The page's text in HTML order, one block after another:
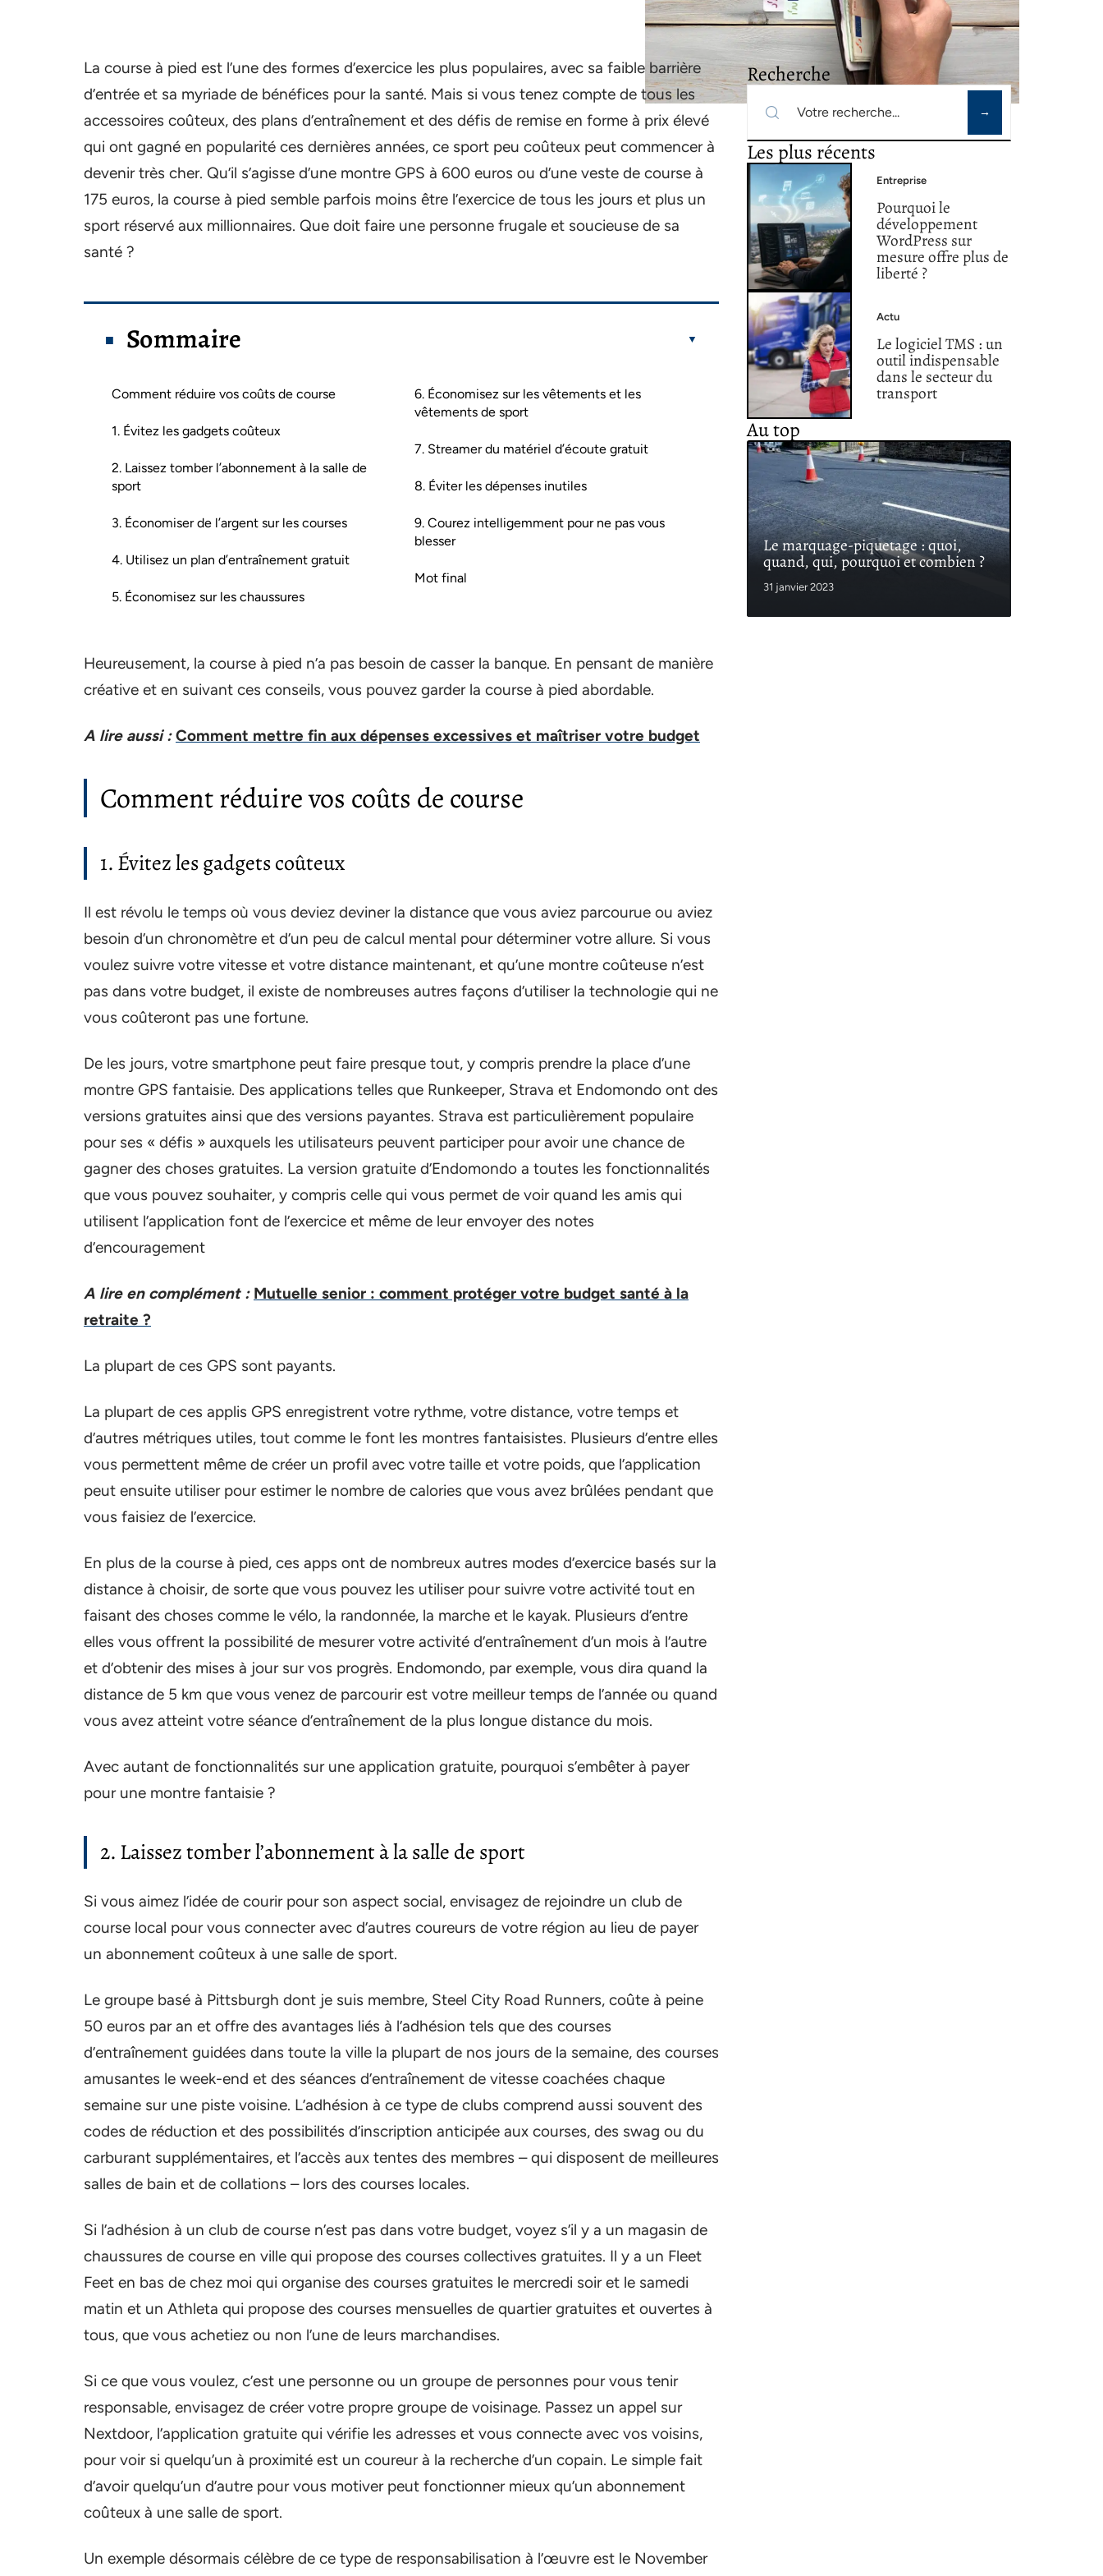
La course à pied est l’une des formes d’exercice les plus populaires, avec sa faible barrière
d’entrée et sa myriade de bénéfices pour la santé. Mais si vous tenez compte de tous les
accessoires coûteux, des plans d’entraînement et des défis de remise en forme à prix élevé
qui ont gagné en popularité ces dernières années, ce sport peu coûteux peut commencer à
devenir très cher. Qu’il s’agisse d’une montre GPS à 600 euros ou d’une veste de course à
175 euros, la course à pied semble parfois moins être l’exercice de tous les jours et plus un
sport réservé aux millionnaires. Que doit faire une personne frugale et soucieuse de sa
santé ?
Sommaire
Comment réduire vos coûts de course
1. Évitez les gadgets coûteux
2. Laissez tomber l’abonnement à la salle de
sport
3. Économiser de l’argent sur les courses
4. Utilisez un plan d’entraînement gratuit
5. Économisez sur les chaussures
6. Économisez sur les vêtements et les
vêtements de sport
7. Streamer du matériel d’écoute gratuit
8. Éviter les dépenses inutiles
9. Courez intelligemment pour ne pas vous
blesser
Mot final
Heureusement, la course à pied n’a pas besoin de casser la banque. En pensant de manière
créative et en suivant ces conseils, vous pouvez garder la course à pied abordable.
A lire aussi : Comment mettre fin aux dépenses excessives et maîtriser votre budget
Comment réduire vos coûts de course
1. Évitez les gadgets coûteux
Il est révolu le temps où vous deviez deviner la distance que vous aviez parcourue ou aviez
besoin d’un chronomètre et d’un peu de calcul mental pour déterminer votre allure. Si vous
voulez suivre votre vitesse et votre distance maintenant, et qu’une montre coûteuse n’est
pas dans votre budget, il existe de nombreuses autres façons d’utiliser la technologie qui ne
vous coûteront pas une fortune.
De les jours, votre smartphone peut faire presque tout, y compris prendre la place d’une
montre GPS fantaisie. Des applications telles que Runkeeper, Strava et Endomondo ont des
versions gratuites ainsi que des versions payantes. Strava est particulièrement populaire
pour ses « défis » auxquels les utilisateurs peuvent participer pour avoir une chance de
gagner des choses gratuites. La version gratuite d’Endomondo a toutes les fonctionnalités
que vous pouvez souhaiter, y compris celle qui vous permet de voir quand les amis qui
utilisent l’application font de l’exercice et même de leur envoyer des notes
d’encouragement
A lire en complément : Mutuelle senior : comment protéger votre budget santé à la
retraite ?
La plupart de ces GPS sont payants.
La plupart de ces applis GPS enregistrent votre rythme, votre distance, votre temps et
d’autres métriques utiles, tout comme le font les montres fantaisistes. Plusieurs d’entre elles
vous permettent même de créer un profil avec votre taille et votre poids, que l’application
peut ensuite utiliser pour estimer le nombre de calories que vous avez brûlées pendant que
vous faisiez de l’exercice.
En plus de la course à pied, ces apps ont de nombreux autres modes d’exercice basés sur la
distance à choisir, de sorte que vous pouvez les utiliser pour suivre votre activité tout en
faisant des choses comme le vélo, la randonnée, la marche et le kayak. Plusieurs d’entre
elles vous offrent la possibilité de mesurer votre activité d’entraînement d’un mois à l’autre
et d’obtenir des mises à jour sur vos progrès. Endomondo, par exemple, vous dira quand la
distance de 5 km que vous venez de parcourir est votre meilleur temps de l’année ou quand
vous avez atteint votre séance d’entraînement de la plus longue distance du mois.
Avec autant de fonctionnalités sur une application gratuite, pourquoi s’embêter à payer
pour une montre fantaisie ?
2. Laissez tomber l’abonnement à la salle de sport
Si vous aimez l’idée de courir pour son aspect social, envisagez de rejoindre un club de
course local pour vous connecter avec d’autres coureurs de votre région au lieu de payer
un abonnement coûteux à une salle de sport.
Le groupe basé à Pittsburgh dont je suis membre, Steel City Road Runners, coûte à peine
50 euros par an et offre des avantages liés à l’adhésion tels que des courses
d’entraînement guidées dans toute la ville la plupart de nos jours de la semaine, des courses
amusantes le week-end et des séances d’entraînement de vitesse coachées chaque
semaine sur une piste voisine. L’adhésion à ce type de clubs comprend aussi souvent des
codes de réduction et des possibilités d’inscription anticipée aux courses, des swag ou du
carburant supplémentaires, et l’accès aux tentes des membres – qui disposent de meilleures
salles de bain et de collations – lors des courses locales.
Si l’adhésion à un club de course n’est pas dans votre budget, voyez s’il y a un magasin de
chaussures de course en ville qui propose des courses collectives gratuites. Il y a un Fleet
Feet en bas de chez moi qui organise des courses gratuites le mercredi soir et le samedi
matin et un Athleta qui propose des courses mensuelles de quartier gratuites et ouvertes à
tous, que vous achetiez ou non l’une de leurs marchandises.
Si ce que vous voulez, c’est une personne ou un groupe de personnes pour vous tenir
responsable, envisagez de créer votre propre groupe de voisinage. Passez un appel sur
Nextdoor, l’application gratuite qui vérifie les adresses et vous connecte avec vos voisins,
pour voir si quelqu’un à proximité est un coureur à la recherche d’un copain. Le simple fait
d’avoir quelqu’un d’autre pour vous motiver peut fonctionner mieux qu’un abonnement
coûteux à une salle de sport.
Un exemple désormais célèbre de ce type de responsabilisation à l’œuvre est le November
Recherche
Les plus récents
Entreprise
Pourquoi le
développement
WordPress sur
mesure offre plus de
liberté ?
Actu
Le logiciel TMS : un
outil indispensable
dans le secteur du
transport
Au top
Le marquage-piquetage : quoi,
quand, qui, pourquoi et combien ?
31 janvier 2023